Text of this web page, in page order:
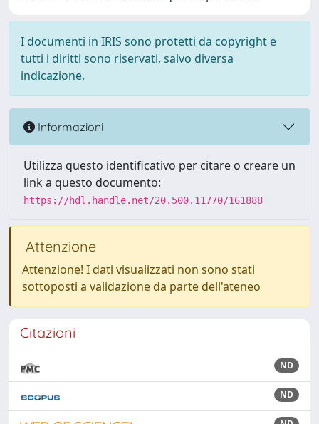
I documenti in IRIS sono protetti da copyright e
tutti i diritti sono riservati, salvo diversa
indicazione.
Informazioni
Utilizza questo identificativo per citare o creare un
link a questo documento:
https://hdl.handle.net/20.500.11770/161888
Attenzione
Attenzione! I dati visualizzati non sono stati
sottoposti a validazione da parte dell'ateneo
Citazioni
ND
ND